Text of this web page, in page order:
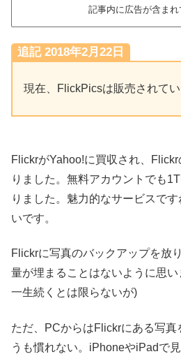
記事内に広告が含まれ
追記 2018年2月22日
現在、FlickPicsは販売されてい
FlickrがYahoo!に買収され、
りました。無料アカウントでも
りました。魅力的なサービスで
いです。
Flickrに写真のバックアップを放
量が埋まることはないように思
一生続くとは限らないが)
ただ、PCからはFlickrにある写
うも慣れない。iPhoneやiPadで